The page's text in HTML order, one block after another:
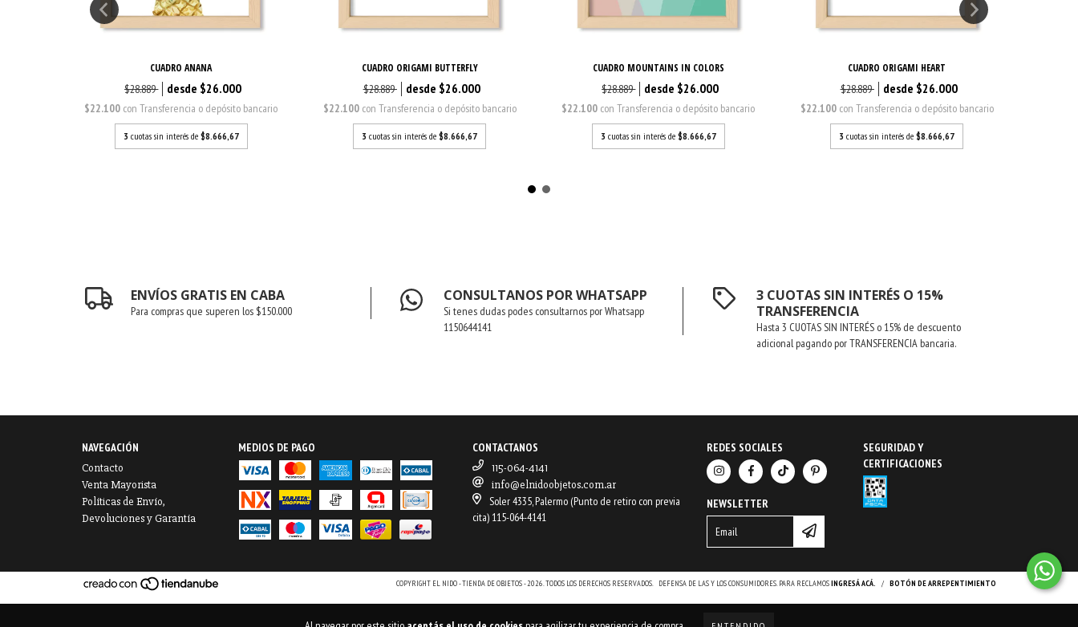
CUADRO ANANA
$28.889 $26.000
$22.100 con Transferencia o depósito bancario
3 cuotas sin interés de $8.666,67
CUADRO ORIGAMI BUTTERFLY
$28.889 $26.000
$22.100 con Transferencia o depósito bancario
3 cuotas sin interés de$8.666,67
CUADRO MOUNTAINS IN COLORS
$28.889 $26.000
$22.100 con Transferencia o depósito bancario
3 cuotas sin interés de $8.666,67
CUADRO ORIGAMI HEART
$28.889 $26.000
$22.100 con Transferencia o depósito bancario
3 cuotas sin interés de$8.666,67
ENVÍOS GRATIS EN CABA
Para compras que superen los $150.000
CONSULTANOS POR WHATSAPP
Si tenes dudas podes consultarnos por Whatsapp
1150644141
3 CUOTAS SIN INTERÉS O 15%
TRANSFERENCIA
Hasta 3 CUOTAS SIN INTERÉS o 15% de descuento
adicional pagando por TRANSFERENCIA bancaria.
NAVEGACIÓN
Contacto
Venta Mayorista
Políticas de Envío,
Devoluciones y Garantía
MEDIOS DE PAGO CONTACTANOS
115-064-4141
info@elnidoobjetos.com.ar
Soler 4335, Palermo (Punto de retiro con previa
cita) 115-064-4141
REDES SOCIALES
NEWSLETTER
SEGURIDAD Y
CERTIFICACIONES
COPYRIGHT EL NIDO - TIENDA DE OBJETOS - 2026. TODOS LOS DERECHOS RESERVADOS. DEFENSA DE LAS Y LOS CONSUMIDORES. PARA RECLAMOSINGRESÁ ACÁ. / BOTÓN DE ARREPENTIMIENTO